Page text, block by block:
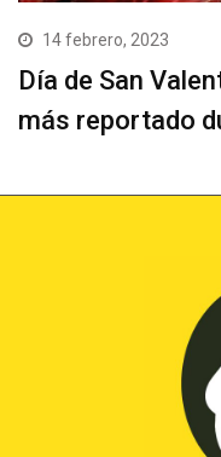
14 febrero, 2023
Día de San
más reportado